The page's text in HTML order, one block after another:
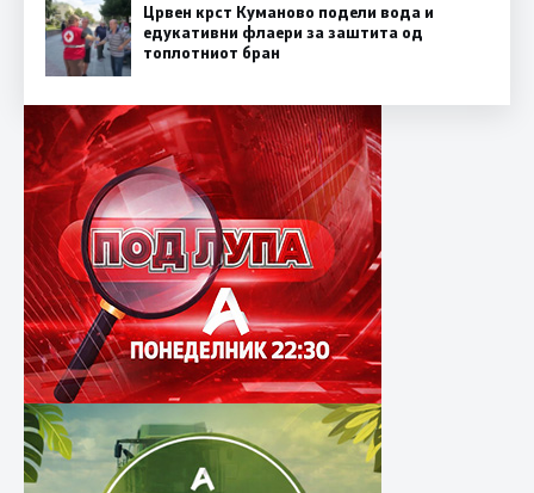
Црвен крст Куманово подели вода и
едукативни флаери за заштита од
топлотниот бран